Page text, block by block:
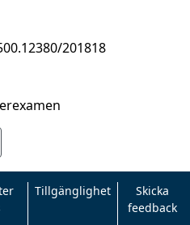
201818
Tillgänglighet
Skicka
feedback